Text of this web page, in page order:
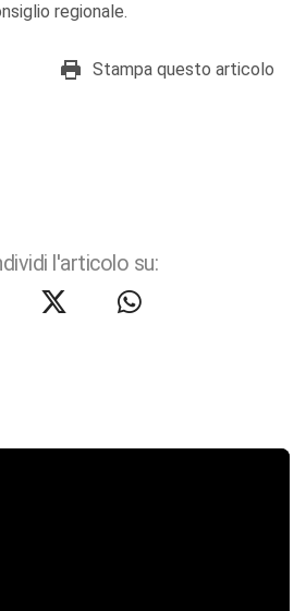
regionale.
Stampa questo articolo
l'articolo su: